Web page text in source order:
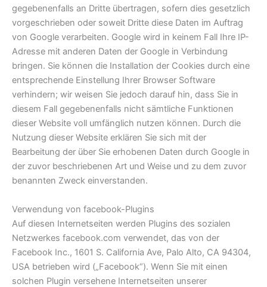
gegebenenfalls an Dritte übertragen, sofern dies gesetzlich
vorgeschrieben oder soweit Dritte diese Daten im Auftrag
von Google verarbeiten. Google wird in keinem Fall Ihre IP-
Adresse mit anderen Daten der Google in Verbindung
bringen. Sie können die Installation der Cookies durch eine
entsprechende Einstellung Ihrer Browser Software
verhindern; wir weisen Sie jedoch darauf hin, dass Sie in
diesem Fall gegebenenfalls nicht sämtliche Funktionen
dieser Website voll umfänglich nutzen können. Durch die
Nutzung dieser Website erklären Sie sich mit der
Bearbeitung der über Sie erhobenen Daten durch Google in
der zuvor beschriebenen Art und Weise und zu dem zuvor
benannten Zweck einverstanden.
Verwendung von facebook-Plugins
Auf diesen Internetseiten werden Plugins des sozialen
Netzwerkes facebook.com verwendet, das von der
Facebook Inc., 1601 S. California Ave, Palo Alto, CA 94304,
USA betrieben wird („Facebook“). Wenn Sie mit einen
solchen Plugin versehene Internetseiten unserer